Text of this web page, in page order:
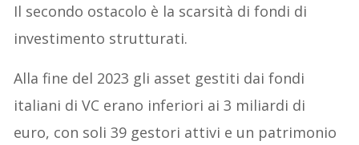
Il secondo ostacolo è la scarsità di fondi di
investimento strutturati.
Alla fine del 2023 gli asset gestiti dai fondi
italiani di VC erano inferiori ai 3 miliardi di
euro, con soli 39 gestori attivi e un patrimonio